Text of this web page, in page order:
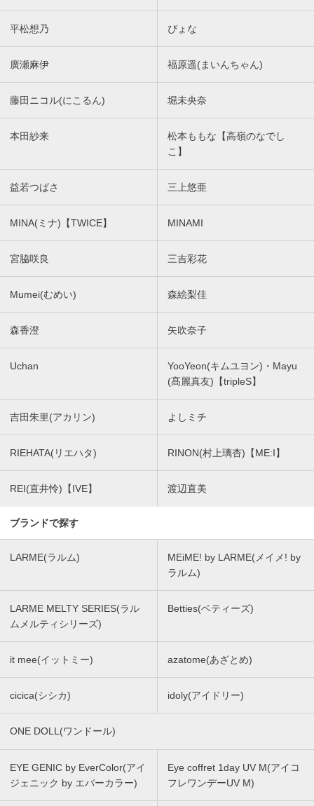
平松想乃 ぴょな
廣瀬麻伊 福原遥(まいんちゃん)
藤田ニコル(にこるん) 堀未央奈
本田紗来
松本ももな【高嶺のなでし
こ】
益若つばさ 三上悠亜
MINA(ミナ)【TWICE】 MINAMI
宮脇咲良 三吉彩花
Mumei(むめい) 森絵梨佳
森香澄 矢吹奈子
Uchan
YooYeon(キムユヨン)・Mayu
(髙麗真友)【tripleS】
吉田朱里(アカリン) よしミチ
RIEHATA(リエハタ) RINON(村上璃杏)【ME:I】
REI(直井怜)【IVE】 渡辺直美
ブランドで探す
LARME(ラルム)
MEiME! by LARME(メイメ! by
ラルム)
LARME MELTY SERIES(ラル
ムメルティシリーズ)
Betties(ベティーズ)
it mee(イットミー) azatome(あざとめ)
cicica(シシカ) idoly(アイドリー)
ONE DOLL(ワンドール)
EYE GENIC by EverColor(アイ
ジェニック by エバーカラー)
Eye coffret 1day UV M(アイコ
フレワンデーUV M)